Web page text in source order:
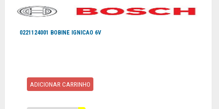
0221124001 BOBINE IGNICAO 6V
ADICIONAR CARRINHO